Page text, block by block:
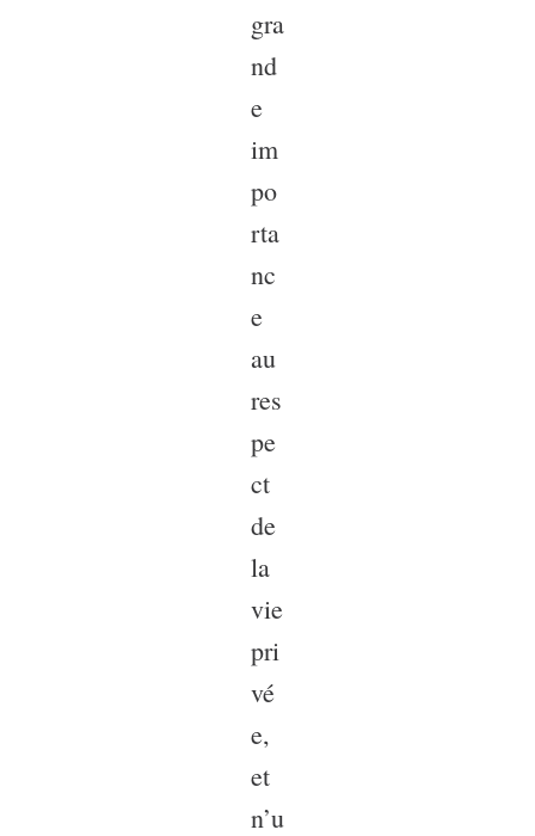
gra
nd
e
im
po
rta
nc
e
au
res
pe
ct
de
la
vie
pri
vé
e,
et
n’u